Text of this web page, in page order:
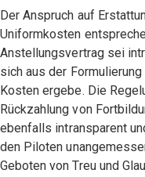
Der Anspruch auf
Uniformkosten
Anstellungsvertrag sei
sich aus der
Kosten ergebe. Die
Rückzahlung von
ebenfalls intransparent
den Piloten
Geboten von Treu und